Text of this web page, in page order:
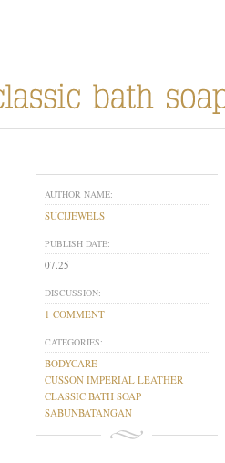
AUTHOR NAME:
SUCIJEWELS
PUBLISH DATE:
07.25
DISCUSSION:
1 COMMENT
CATEGORIES:
BODYCARE
CUSSON IMPERIAL LEATHER
CLASSIC BATH SOAP
SABUNBATANGAN